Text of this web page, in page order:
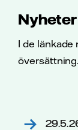
I de länkade
översättning.